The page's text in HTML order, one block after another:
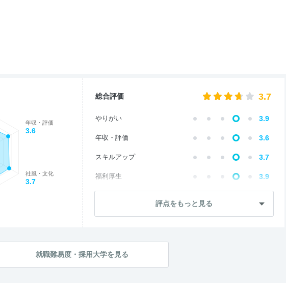
評点をもっと見る
年収・評価
3.6
社風・文化
3.7
総合評価 3.7
やりがい 3.9
年収・評価 3.6
スキルアップ 3.7
福利厚生 3.9
社員・管理職 3.5
社風・文化
就職難易度・採用大学を見る